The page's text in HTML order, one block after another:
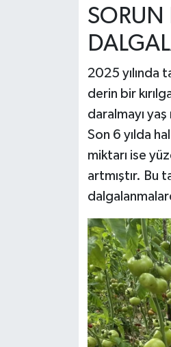
SORUN
2025 yılında
derin bir
daralmayı
Son 6 yılda
miktarı ise
artmıştır.